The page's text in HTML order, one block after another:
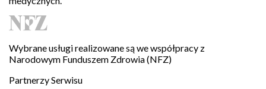
Wybrane usługi realizowane są we współpracy z
Narodowym Funduszem Zdrowia (NFZ)
Partnerzy Serwisu